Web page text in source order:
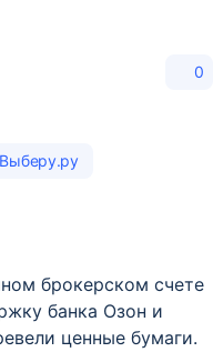
0
брокерском счете
банка Озон и
ценные бумаги.